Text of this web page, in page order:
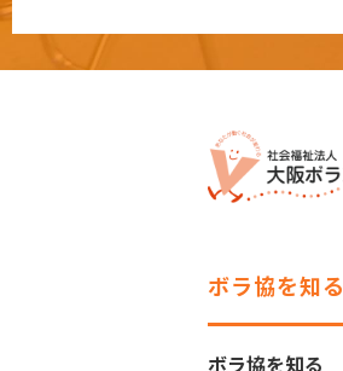
ボラ協を知る
ボラ協を知る